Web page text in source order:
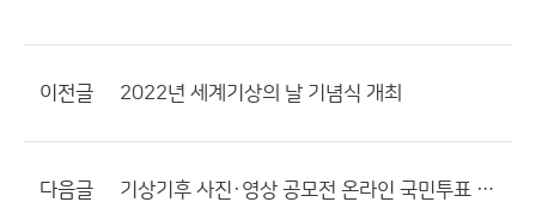
이전글 2022년 세계기상의 날 기념식 개최
다음글 기상기후 사진·영상 공모전 온라인 국민투표 진행